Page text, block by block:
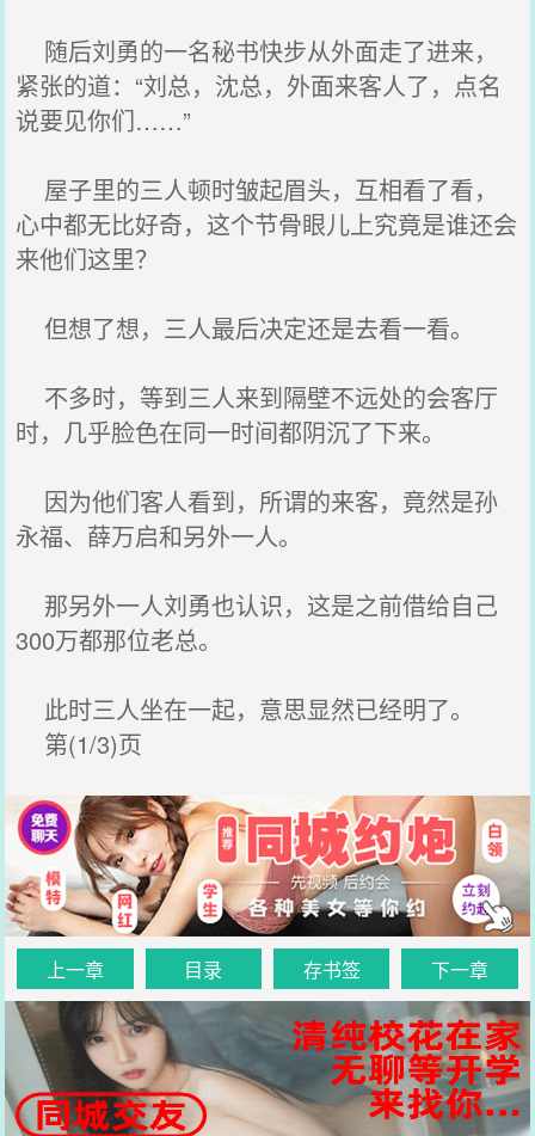
随后刘勇的一名秘书快步从外面走了进来，
紧张的道：“刘总，沈总，外面来客人了，点名
说要见你们……”
屋子里的三人顿时皱起眉头，互相看了看，
心中都无比好奇，这个节骨眼儿上究竟是谁还会
来他们这里？
但想了想，三人最后决定还是去看一看。
不多时，等到三人来到隔壁不远处的会客厅
时，几乎脸色在同一时间都阴沉了下来。
因为他们客人看到，所谓的来客，竟然是孙
永福、薛万启和另外一人。
那另外一人刘勇也认识，这是之前借给自己
300万都那位老总。
此时三人坐在一起，意思显然已经明了。
第(1/3)页
上一章 目录 存书签 下一章